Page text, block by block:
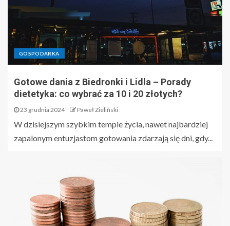
GOSPODARKA
Gotowe dania z Biedronki i Lidla – Porady
dietetyka: co wybrać za 10 i 20 złotych?
23 grudnia 2024 Paweł Zieliński
W dzisiejszym szybkim tempie życia, nawet najbardziej
zapalonym entuzjastom gotowania zdarzają się dni, gdy...